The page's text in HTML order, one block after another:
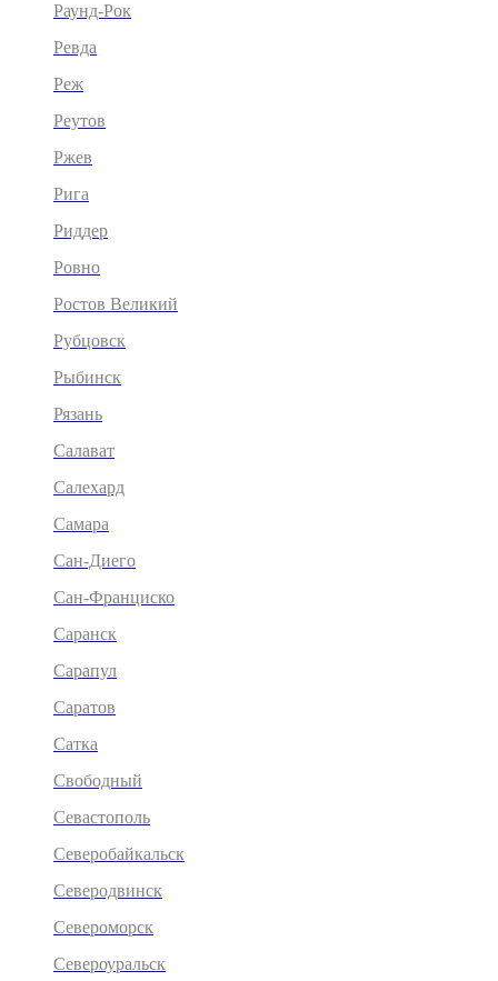
Раунд-Рок
Ревда
Реж
Реутов
Ржев
Рига
Риддер
Ровно
Ростов Великий
Рубцовск
Рыбинск
Рязань
Салават
Салехард
Самара
Сан-Диего
Сан-Франциско
Саранск
Сарапул
Саратов
Сатка
Свободный
Севастополь
Северобайкальск
Северодвинск
Североморск
Североуральск